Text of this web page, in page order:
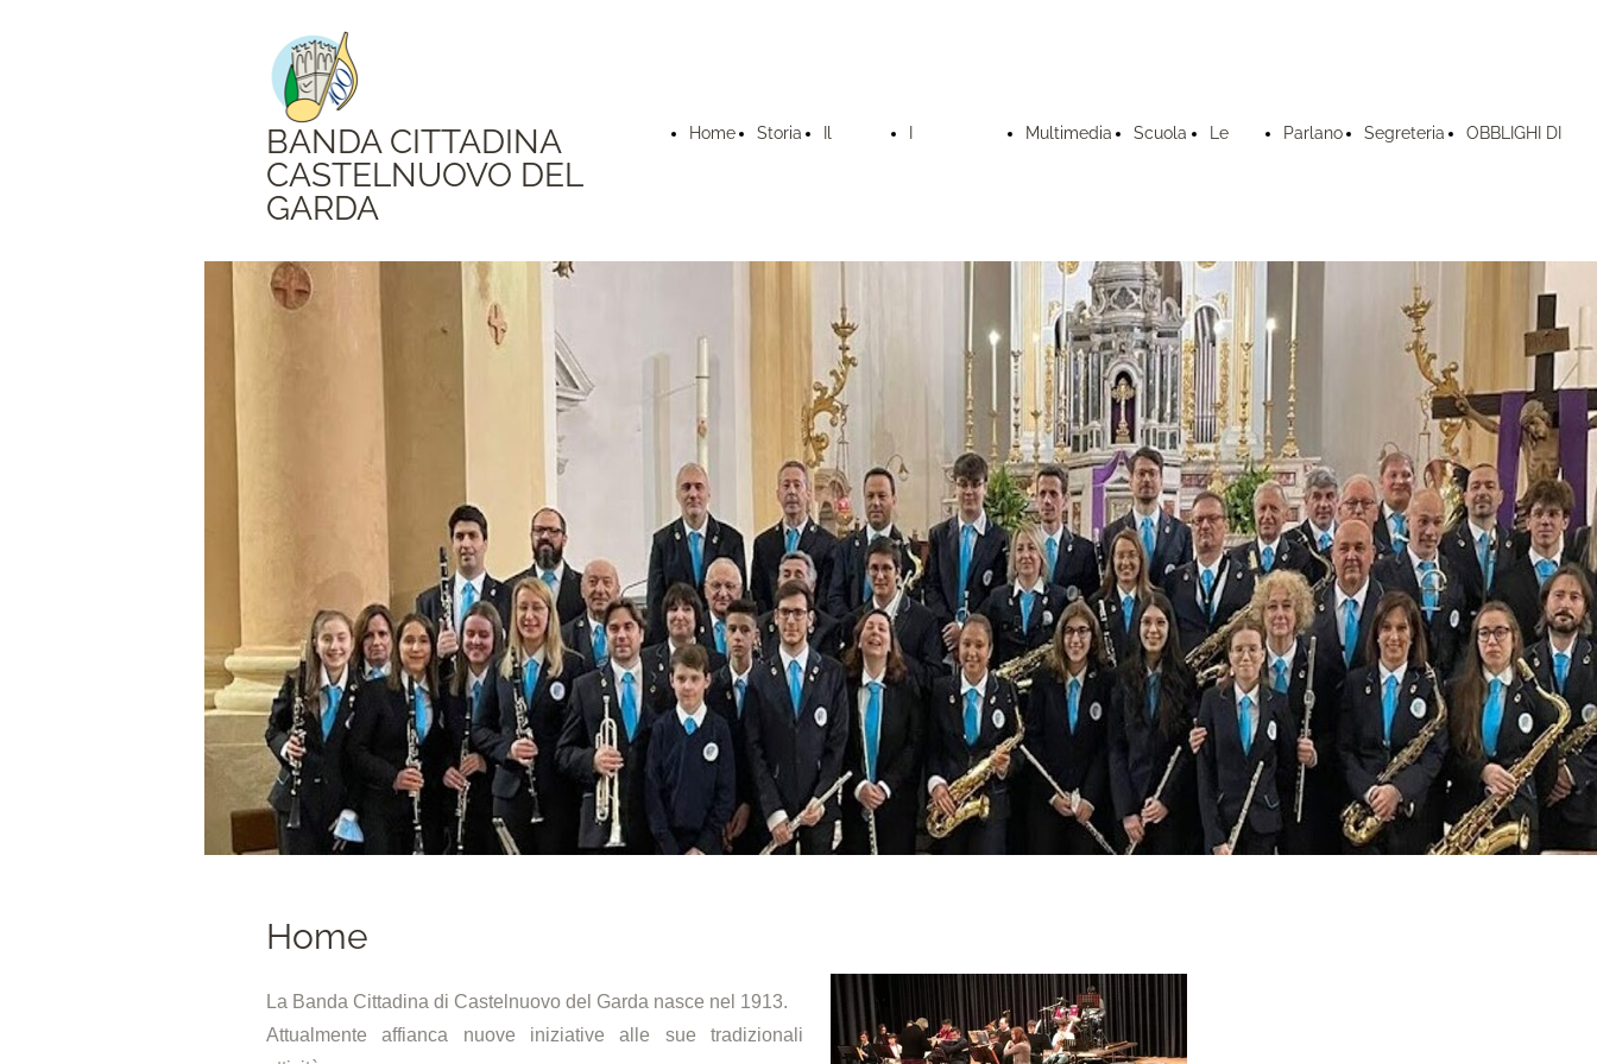
Home
Page
Storia
Direttivo Componenti
Multimedia Scuola
di
Musica
Le
attività
Parlano
di noi
Segreteria
e Contatti
OBBLIGHI DI
TRAPARENZA
L 124/2017
BANDA CITTADINA
CASTELNUOVO DEL
GARDA
Home
La Banda Cittadina di Castelnuovo del Garda nasce nel 1913.
Attualmente affianca nuove iniziative alle sue tradizionali